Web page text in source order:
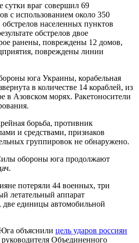
враг совершил 69
с использованием около 350
населенных пунктов
обстрелов двое
ранены, повреждены 12 домов,
повреждены линии
юга Украины, корабельная
в количестве 14 кораблей, из
в Азовском морях. Ракетоносители
борьба, противник
и средствами, признаков
группировок не обнаружено.
обороны юга продолжают
потеряли 44 военных, три
летательный аппарат
две единицы автомобильной
объяснили цель ударов россиян
Объединенного